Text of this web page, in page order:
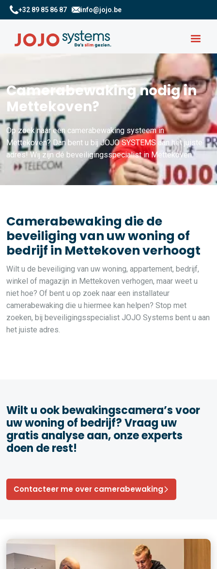
+32 89 85 86 87 info@jojo.be
Camerabewaking nodig in
Mettekoven?
Op zoek naar een camerabewaking systeem in
Mettekoven? Dan bent u bij JOJO SYSTEMS aan het juiste
adres! Wij zijn dé beveiligingsspecialist in Mettekoven.
Camerabewaking die de
beveiliging van uw woning of
bedrijf in Mettekoven verhoogt
Wilt u de beveiliging van uw woning, appartement, bedrijf,
winkel of magazijn in Mettekoven verhogen, maar weet u
niet hoe? Of bent u op zoek naar een installateur
camerabewaking die u hiermee kan helpen? Stop met
zoeken, bij beveiligingsspecialist JOJO Systems bent u aan
het juiste adres.
Wilt u ook bewakingscamera’s voor
uw woning of bedrijf? Vraag uw
gratis analyse aan, onze experts
doen de rest!
Contacteer me over camerabewaking